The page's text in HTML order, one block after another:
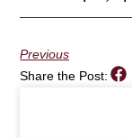
Previous
Share the Post: